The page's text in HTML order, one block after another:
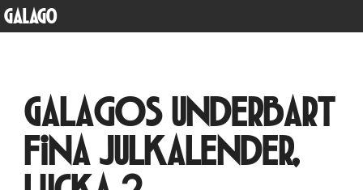
GALAGO
Galagos underbart
fina julkalender,